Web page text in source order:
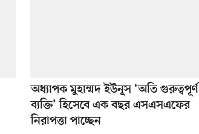
অধ্যাপক মুহাম্মদ ইউনূস ‘অতি গুরুত্বপূর্ণ
ব্যক্তি’ হিসেবে এক বছর এসএসএফের
নিরাপত্তা পাচ্ছেন